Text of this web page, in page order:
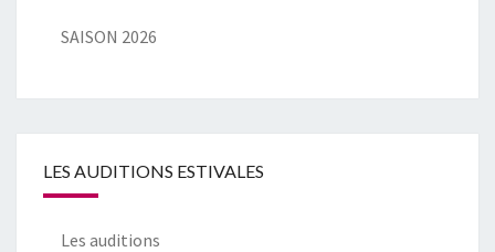
SAISON 2026
LES AUDITIONS ESTIVALES
Les auditions